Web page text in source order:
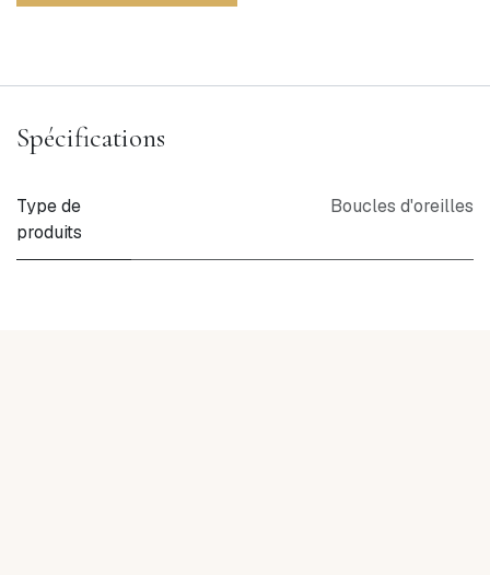
Spécifications
Type de
produits
Boucles d'oreilles